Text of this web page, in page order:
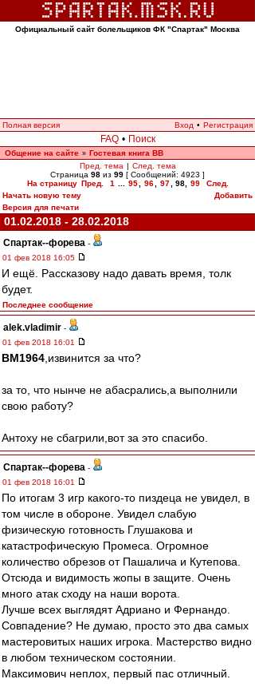
Официальный сайт болельщиков ФК "Спартак" Москва
Полная версия Вход • Регистрация
FAQ • Поиск
Общение на сайте » Гостевая книга ВВ
Пред. тема | След. тема
Страница 98 из 99 [ Сообщений: 4923 ]
На страницу Пред. 1 95 96 97 98, 99
След.
Начать новую тему
Добавить
Версия для печати
01.02.2018 - 28.02.2018
Cпартак--форева -
01 фев 2018 16:05
И ещё. Рассказову надо давать время, толк
будет.
Последнее сообщение
alek.vladimir -
01 фев 2018 16:01
BM1964 ,извинится за что?
за то, что нынче не абасрались,а выполнили
свою работу?
Антоху не сбагрили,вот за это спасибо.
Cпартак--форева -
01 фев 2018 16:01
По итогам 3 игр какого-то пиздеца не увидел, в
том числе в обороне. Увидел слабую
физическую готовность Глушакова и
катастрофическую Промеса. Огромное
количество обрезов от Пашалича и Кутепова.
Отсюда и видимость жопы в защите. Очень
много атак сходу на наши ворота.
Лучше всех выглядят Адриано и Фернандо.
Совпадение? Не думаю, просто это два самых
мастеровитых наших игрока. Мастерство видно
в любом техническом состоянии.
Максимович неплох, первый пас отличный.